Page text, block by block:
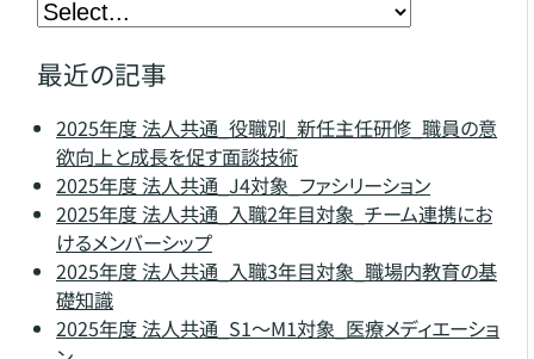
最近の記事
2025年度 法人共通_役職別_新任主任研修_職員の意
欲向上と成長を促す面談技術
2025年度 法人共通_J4対象_ファシリーション
2025年度 法人共通_入職2年目対象_チーム連携にお
けるメンバーシップ
2025年度 法人共通_入職3年目対象_職場内教育の基
礎知識
2025年度 法人共通_S1～M1対象_医療メディエーショ